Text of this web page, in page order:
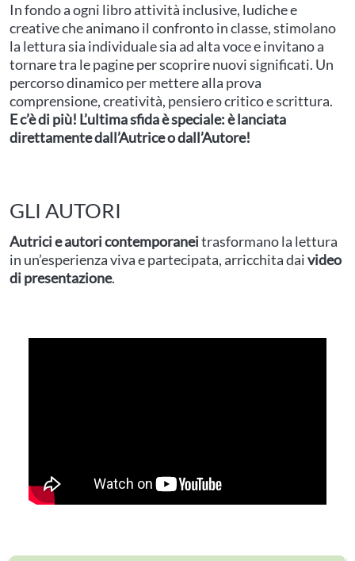
In fondo a ogni libro attività inclusive, ludiche e
creative che animano il confronto in classe, stimolano
la lettura sia individuale sia ad alta voce e invitano a
tornare tra le pagine per scoprire nuovi significati. Un
percorso dinamico per mettere alla prova
comprensione, creatività, pensiero critico e scrittura.
E c’è di più! L’ultima sfida è speciale: è lanciata
direttamente dall’Autrice o dall’Autore!
GLI AUTORI
Autrici e autori contemporaneitrasformano la lettura
in un’esperienza viva e partecipata, arricchita daivideo
di presentazione.